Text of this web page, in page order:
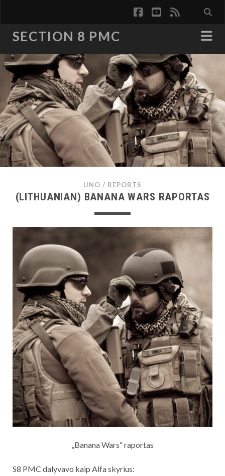
facebook
youtube
rss
SECTION 8 PMC
UNO / REPORTS
(LITHUANIAN) BANANA WARS RAPORTAS
„Banana Wars“ raportas
S8 PMC dalyvavo kaip Alfa skyrius: